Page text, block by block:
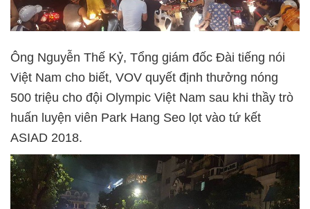
Ông Nguyễn Thế Kỷ, Tổng giám đốc Đài tiếng nói
Việt Nam cho biết, VOV quyết định thưởng nóng
500 triệu cho đội Olympic Việt Nam sau khi thầy trò
huấn luyện viên Park Hang Seo lọt vào tứ kết
ASIAD 2018.